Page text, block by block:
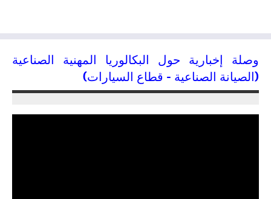
وصلة إخبارية حول البكالوريا المهنية الصناعية
(الصيانة الصناعية – قطاع السيارات)